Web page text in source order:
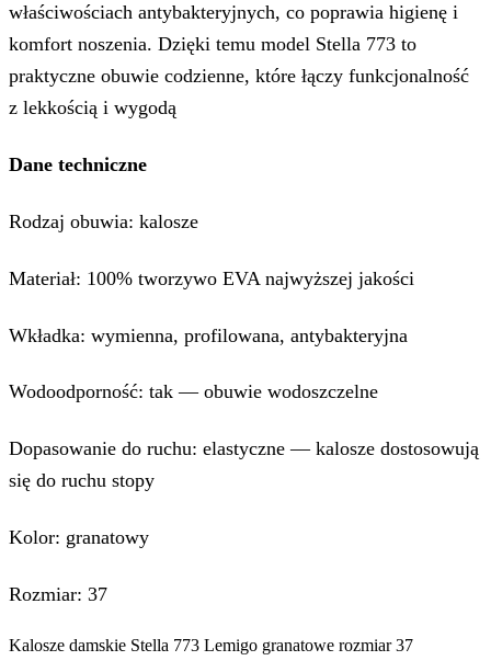
właściwościach antybakteryjnych, co poprawia higienę i
komfort noszenia. Dzięki temu model Stella 773 to
praktyczne obuwie codzienne, które łączy funkcjonalność
z lekkością i wygodą
Dane techniczne
Rodzaj obuwia: kalosze
Materiał: 100% tworzywo EVA najwyższej jakości
Wkładka: wymienna, profilowana, antybakteryjna
Wodoodporność: tak — obuwie wodoszczelne
Dopasowanie do ruchu: elastyczne — kalosze dostosowują
się do ruchu stopy
Kolor: granatowy
Rozmiar: 37
Kalosze damskie Stella 773 Lemigo granatowe rozmiar 37